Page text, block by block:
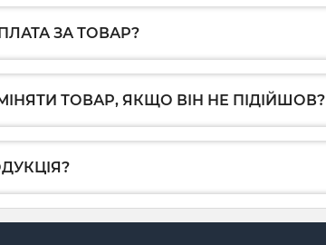
ЗА ТОВАР?
ТОВАР, ЯКЩО ВІН НЕ ПІДІЙШОВ?